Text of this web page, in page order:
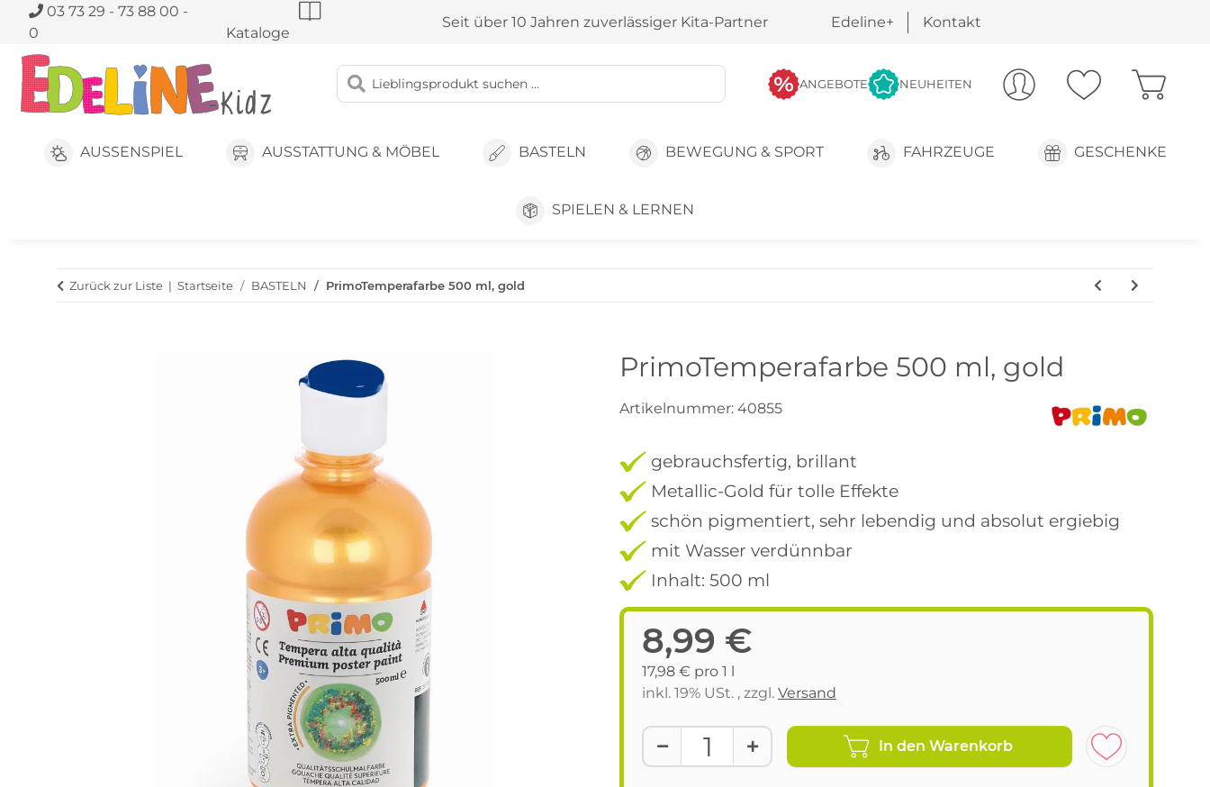
03 73 29 - 73 88 00 -
0
Kataloge
Seit über 10 Jahren zuverlässiger Kita-Partner Edeline+ Kontakt
ANGEBOTE NEUHEITEN
AUSSENSPIEL AUSSTATTUNG & MÖBEL BASTELN BEWEGUNG & SPORT FAHRZEUGE GESCHENKE
SPIELEN & LERNEN
Zurück zur Liste Startseite BASTELN PrimoTemperafarbe 500 ml, gold
PrimoTemperafarbe 500 ml, gold
Artikelnummer: 40855
gebrauchsfertig, brillant
Metallic-Gold für tolle Effekte
schön pigmentiert, sehr lebendig und absolut ergiebig
mit Wasser verdünnbar
Inhalt: 500 ml
8,99 €
17,98 € pro 1 l
inkl. 19% USt. , zzgl. Versand
In den Warenkorb